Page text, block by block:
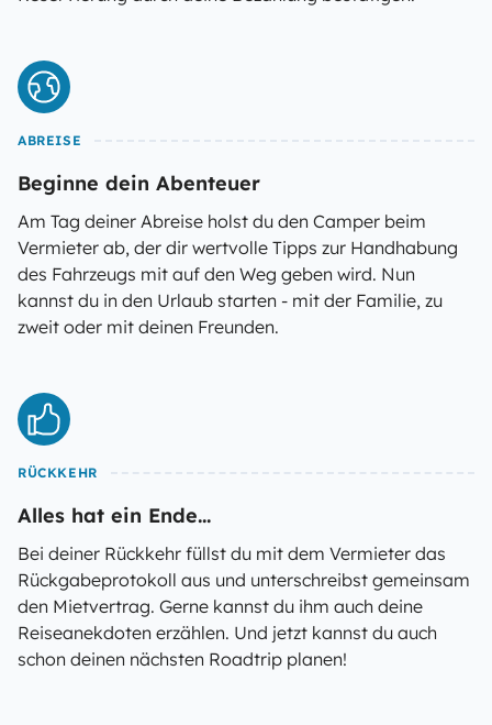
ABREISE
Beginne dein Abenteuer
Am Tag deiner Abreise holst du den Camper beim
Vermieter ab, der dir wertvolle Tipps zur Handhabung
des Fahrzeugs mit auf den Weg geben wird. Nun
kannst du in den Urlaub starten - mit der Familie, zu
zweit oder mit deinen Freunden.
RÜCKKEHR
Alles hat ein Ende...
Bei deiner Rückkehr füllst du mit dem Vermieter das
Rückgabeprotokoll aus und unterschreibst gemeinsam
den Mietvertrag. Gerne kannst du ihm auch deine
Reiseanekdoten erzählen. Und jetzt kannst du auch
schon deinen nächsten Roadtrip planen!